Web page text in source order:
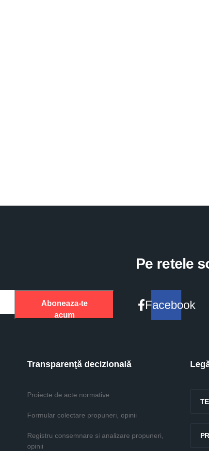
Aboneaza-te
acum
Pe retele
Facebook
Transparenţă decizională
Proiecte de acte normative
Formular colectare propuneri, opinii
Registru consemnare si analizare propuneri,
opinii